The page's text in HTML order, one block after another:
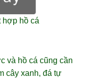
hợp hồ cá
và hồ cá cũng cần
cây xanh, đá tự